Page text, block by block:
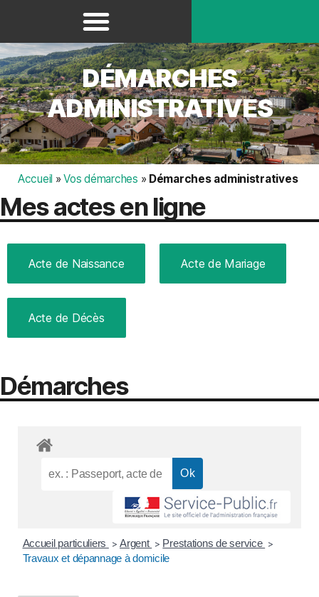
DÉMARCHES
ADMINISTRATIVES
Accueil »Vos démarches » Démarches administratives
Mes actes en ligne
Acte de Naissance Acte de Mariage
Acte de Décès
Démarches
Accueil particuliers > Argent > Prestations de service >
Travaux et dépannage à domicile